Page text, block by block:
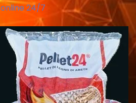
online 24/7